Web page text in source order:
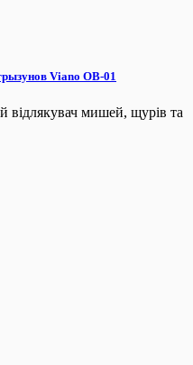
Viano OB-01
відлякувач мишей, щурів та